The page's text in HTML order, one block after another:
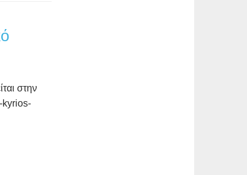
στην
kyrios-